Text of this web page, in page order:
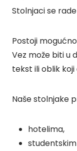
Stolnjaci se
Postoji
Vez može biti u
tekst ili oblik
Naše stolnjake
hotelima,